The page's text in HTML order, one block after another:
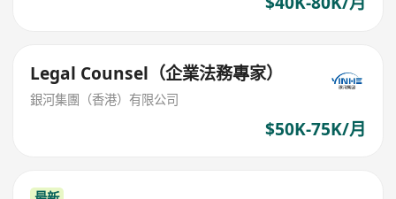
Legal Counsel（企業法務專家）
銀河集團（香港）有限公司
$50K-75K/月